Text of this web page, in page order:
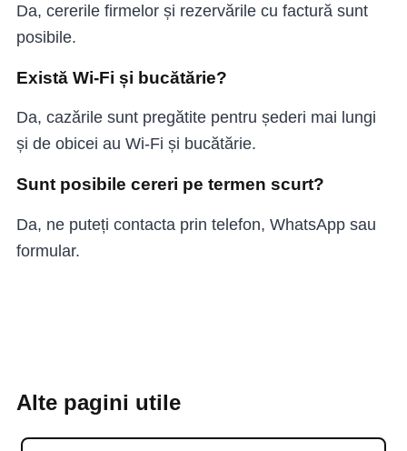
Da, cererile firmelor și rezervările cu factură sunt
posibile.
Există Wi-Fi și bucătărie?
Da, cazările sunt pregătite pentru șederi mai lungi
și de obicei au Wi-Fi și bucătărie.
Sunt posibile cereri pe termen scurt?
Da, ne puteți contacta prin telefon, WhatsApp sau
formular.
Alte pagini utile